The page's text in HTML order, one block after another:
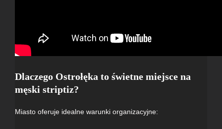
Dlaczego Ostrołęka to świetne miejsce na
męski striptiz?
Miasto oferuje idealne warunki organizacyjne: